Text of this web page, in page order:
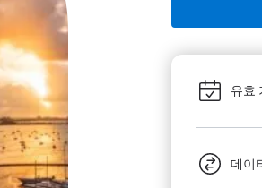
유효
데이